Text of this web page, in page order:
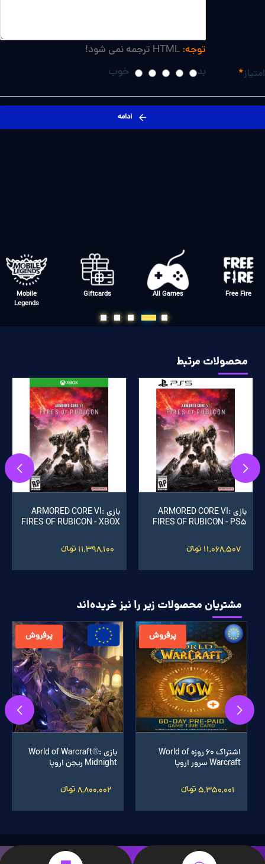
توجه:
امتیاز بد خوب
ادامه
Free Fire
All Games
Giftcards
Mobile
Legends
محصولات مرتبط
بازی ARMORED CORE VI:
FIRES OF RUBICON - PS5
11,068,507 تومانءءء
بازی ARMORED CORE VI:
FIRES OF RUBICON - XBOX
11,398,100 تومانءءء
مشتریان محصولات زیر را نیز خریده‌اند
پرفروش
اشتراک 60 روزه World of
Warcraft سرور اروپا
5,350,001 تومانءءء
پرفروش
بازی World of Warcraft®:
Midnight ریجن اروپا
8,800,002 تومانءءء